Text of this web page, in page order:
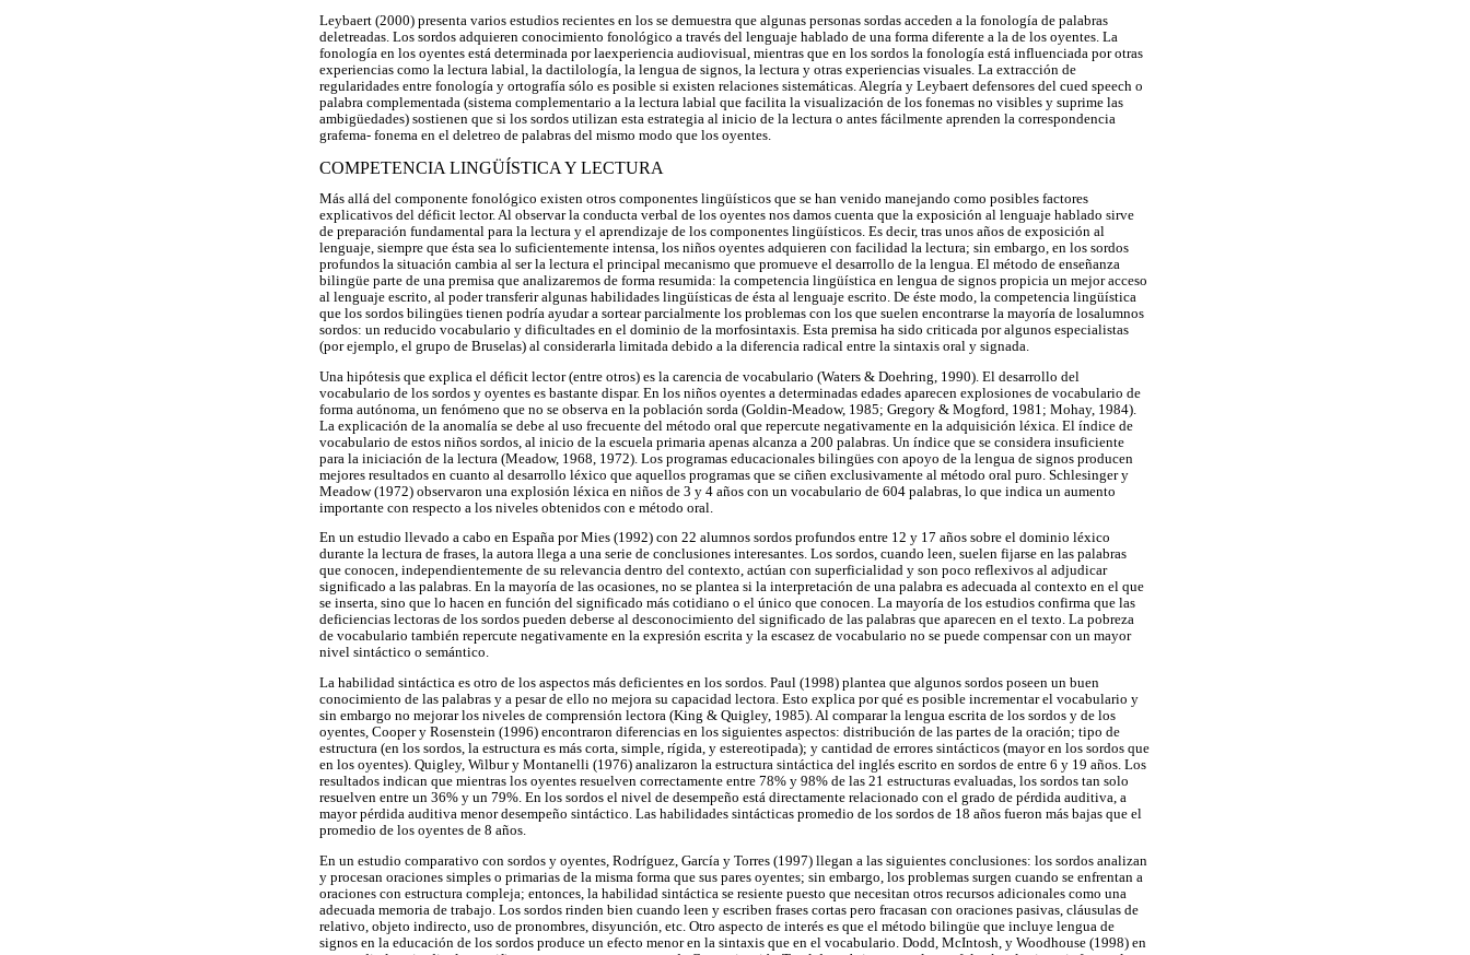
Leybaert (2000) presenta varios estudios recientes en los se demuestra que algunas personas sordas acceden a la fonología de palabras
deletreadas. Los sordos adquieren conocimiento fonológico a través del lenguaje hablado de una forma diferente a la de los oyentes. La
fonología en los oyentes está determinada por laexperiencia audiovisual, mientras que en los sordos la fonología está influenciada por otras
experiencias como la lectura labial, la dactilología, la lengua de signos, la lectura y otras experiencias visuales. La extracción de
regularidades entre fonología y ortografía sólo es posible si existen relaciones sistemáticas. Alegría y Leybaert defensores del cued speech o
palabra complementada (sistema complementario a la lectura labial que facilita la visualización de los fonemas no visibles y suprime las
ambigüedades) sostienen que si los sordos utilizan esta estrategia al inicio de la lectura o antes fácilmente aprenden la correspondencia
grafema- fonema en el deletreo de palabras del mismo modo que los oyentes.
COMPETENCIA LINGÜÍSTICA Y LECTURA
Más allá del componente fonológico existen otros componentes lingüísticos que se han venido manejando como posibles factores
explicativos del déficit lector. Al observar la conducta verbal de los oyentes nos damos cuenta que la exposición al lenguaje hablado sirve
de preparación fundamental para la lectura y el aprendizaje de los componentes lingüísticos. Es decir, tras unos años de exposición al
lenguaje, siempre que ésta sea lo suficientemente intensa, los niños oyentes adquieren con facilidad la lectura; sin embargo, en los sordos
profundos la situación cambia al ser la lectura el principal mecanismo que promueve el desarrollo de la lengua. El método de enseñanza
bilingüe parte de una premisa que analizaremos de forma resumida: la competencia lingüística en lengua de signos propicia un mejor acceso
al lenguaje escrito, al poder transferir algunas habilidades lingüísticas de ésta al lenguaje escrito. De éste modo, la competencia lingüística
que los sordos bilingües tienen podría ayudar a sortear parcialmente los problemas con los que suelen encontrarse la mayoría de losalumnos
sordos: un reducido vocabulario y dificultades en el dominio de la morfosintaxis. Esta premisa ha sido criticada por algunos especialistas
(por ejemplo, el grupo de Bruselas) al considerarla limitada debido a la diferencia radical entre la sintaxis oral y signada.
Una hipótesis que explica el déficit lector (entre otros) es la carencia de vocabulario (Waters & Doehring, 1990). El desarrollo del
vocabulario de los sordos y oyentes es bastante dispar. En los niños oyentes a determinadas edades aparecen explosiones de vocabulario de
forma autónoma, un fenómeno que no se observa en la población sorda (Goldin-Meadow, 1985; Gregory & Mogford, 1981; Mohay, 1984).
La explicación de la anomalía se debe al uso frecuente del método oral que repercute negativamente en la adquisición léxica. El índice de
vocabulario de estos niños sordos, al inicio de la escuela primaria apenas alcanza a 200 palabras. Un índice que se considera insuficiente
para la iniciación de la lectura (Meadow, 1968, 1972). Los programas educacionales bilingües con apoyo de la lengua de signos producen
mejores resultados en cuanto al desarrollo léxico que aquellos programas que se ciñen exclusivamente al método oral puro. Schlesinger y
Meadow (1972) observaron una explosión léxica en niños de 3 y 4 años con un vocabulario de 604 palabras, lo que indica un aumento
importante con respecto a los niveles obtenidos con e método oral.
En un estudio llevado a cabo en España por Mies (1992) con 22 alumnos sordos profundos entre 12 y 17 años sobre el dominio léxico
durante la lectura de frases, la autora llega a una serie de conclusiones interesantes. Los sordos, cuando leen, suelen fijarse en las palabras
que conocen, independientemente de su relevancia dentro del contexto, actúan con superficialidad y son poco reflexivos al adjudicar
significado a las palabras. En la mayoría de las ocasiones, no se plantea si la interpretación de una palabra es adecuada al contexto en el que
se inserta, sino que lo hacen en función del significado más cotidiano o el único que conocen. La mayoría de los estudios confirma que las
deficiencias lectoras de los sordos pueden deberse al desconocimiento del significado de las palabras que aparecen en el texto. La pobreza
de vocabulario también repercute negativamente en la expresión escrita y la escasez de vocabulario no se puede compensar con un mayor
nivel sintáctico o semántico.
La habilidad sintáctica es otro de los aspectos más deficientes en los sordos. Paul (1998) plantea que algunos sordos poseen un buen
conocimiento de las palabras y a pesar de ello no mejora su capacidad lectora. Esto explica por qué es posible incrementar el vocabulario y
sin embargo no mejorar los niveles de comprensión lectora (King & Quigley, 1985). Al comparar la lengua escrita de los sordos y de los
oyentes, Cooper y Rosenstein (1996) encontraron diferencias en los siguientes aspectos: distribución de las partes de la oración; tipo de
estructura (en los sordos, la estructura es más corta, simple, rígida, y estereotipada); y cantidad de errores sintácticos (mayor en los sordos que
en los oyentes). Quigley, Wilbur y Montanelli (1976) analizaron la estructura sintáctica del inglés escrito en sordos de entre 6 y 19 años. Los
resultados indican que mientras los oyentes resuelven correctamente entre 78% y 98% de las 21 estructuras evaluadas, los sordos tan solo
resuelven entre un 36% y un 79%. En los sordos el nivel de desempeño está directamente relacionado con el grado de pérdida auditiva, a
mayor pérdida auditiva menor desempeño sintáctico. Las habilidades sintácticas promedio de los sordos de 18 años fueron más bajas que el
promedio de los oyentes de 8 años.
En un estudio comparativo con sordos y oyentes, Rodríguez, García y Torres (1997) llegan a las siguientes conclusiones: los sordos analizan
y procesan oraciones simples o primarias de la misma forma que sus pares oyentes; sin embargo, los problemas surgen cuando se enfrentan a
oraciones con estructura compleja; entonces, la habilidad sintáctica se resiente puesto que necesitan otros recursos adicionales como una
adecuada memoria de trabajo. Los sordos rinden bien cuando leen y escriben frases cortas pero fracasan con oraciones pasivas, cláusulas de
relativo, objeto indirecto, uso de pronombres, disyunción, etc. Otro aspecto de interés es que el método bilingüe que incluye lengua de
signos en la educación de los sordos produce un efecto menor en la sintaxis que en el vocabulario. Dodd, McIntosh, y Woodhouse (1998) en